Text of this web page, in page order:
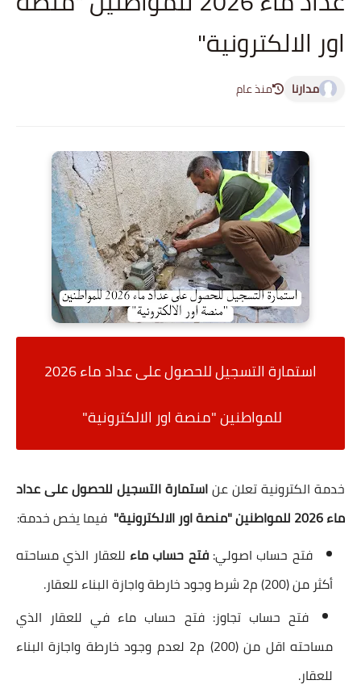
اور الالكترونية"
مدارنا منذ عام
استمارة التسجيل للحصول على عداد ماء 2026
للمواطنين "منصة اور الالكترونية"
خدمة الكترونية تعلن عناستمارة التسجيل للحصول على عداد
ماء 2026 للمواطنين "منصة اور الالكترونية"
فيما يخص خدمة:
فتح حساب اصولي:فتح حساب ماء للعقار الذي مساحته
أكثر من (200) م2 شرط وجود خارطة واجازة البناء للعقار.
فتح حساب تجاوز: فتح حساب ماء في للعقار الذي
مساحته اقل من (200) م2 لعدم وجود خارطة واجازة البناء
للعقار.